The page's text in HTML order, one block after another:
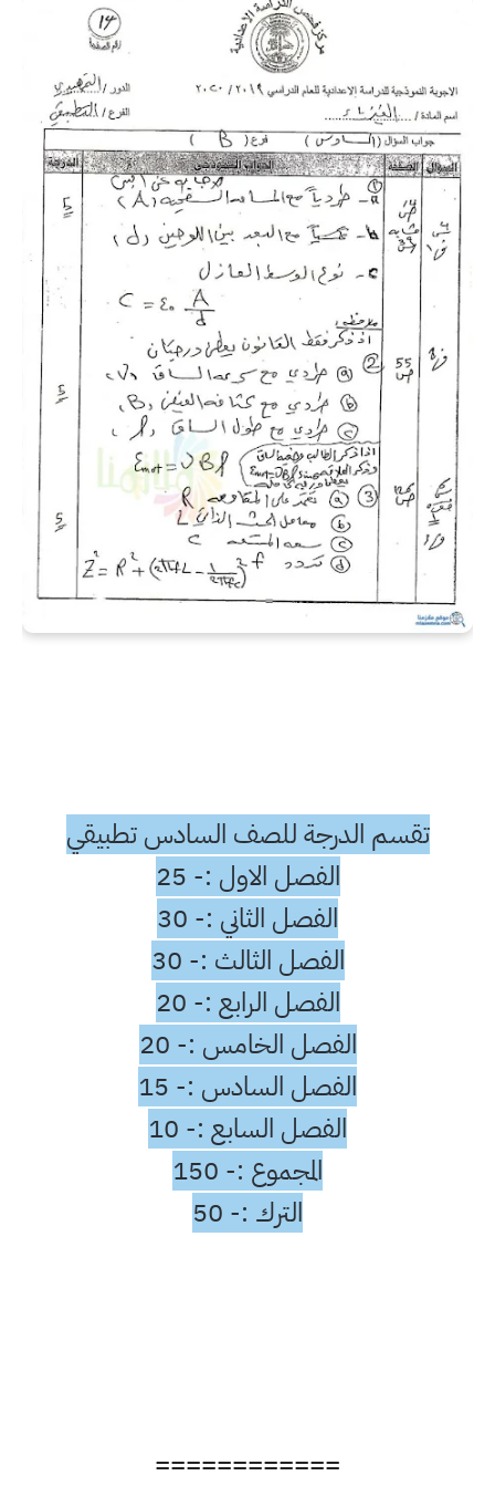
تقسم الدرجة للصف السادس تطبيقي
الفصل الاول :- 25
الفصل الثاني :- 30
الفصل الثالث :- 30
الفصل الرابع :- 20
الفصل الخامس :- 20
الفصل السادس :- 15
الفصل السابع :- 10
المجموع :- 150
الترك :- 50
============